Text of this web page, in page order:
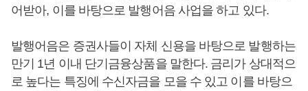
어받아, 이를 바탕으로 발행어음 사업을 하고 있다.
발행어음은 증권사들이 자체 신용을 바탕으로 발행하는
만기 1년 이내 단기금융상품을 말한다. 금리가 상대적으
로 높다는 특징에 수신자금을 모을 수 있고 이를 바탕으